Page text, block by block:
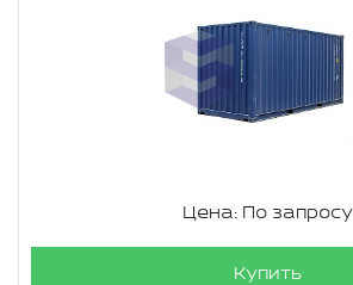
Цена: По запросу
Купить